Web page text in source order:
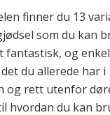
finner du 13
som du kan
fantastisk, og
du allerede har i
og rett utenfor
hvordan du kan